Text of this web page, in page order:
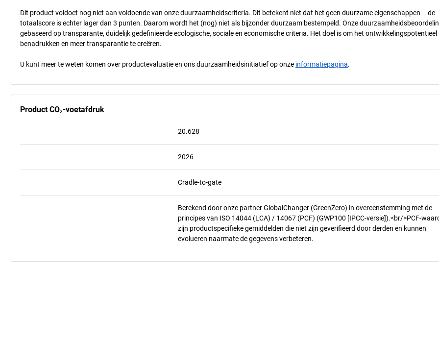
Dit product voldoet nog niet aan voldoende van onze duurzaamheidscriteria. Dit betekent niet dat het geen duurzame eigenschappen – de
totaalscore is echter lager dan 3 punten. Daarom wordt het (nog) niet als bijzonder duurzaam bestempeld. Onze
gebaseerd op transparante, duidelijk gedefinieerde ecologische, sociale en economische criteria. Het doel is om het ontwikkelingspotentieel
benadrukken en meer transparantie te creëren.
U kunt meer te weten komen over productevaluatie en ons duurzaamheidsinitiatief op onze informatiepagina.
Product CO₂-voetafdruk
20.628
2026
Cradle-to-gate
Berekend door onze partner GlobalChanger (GreenZero) in overeenstemming met de
principes van ISO 14044 (LCA) / 14067 (PCF) (GWP100 [IPCC-versie]).<br/>PCF-
zijn productspecifieke gemiddelden die niet zijn geverifieerd door derden en kunnen
evolueren naarmate de gegevens verbeteren.